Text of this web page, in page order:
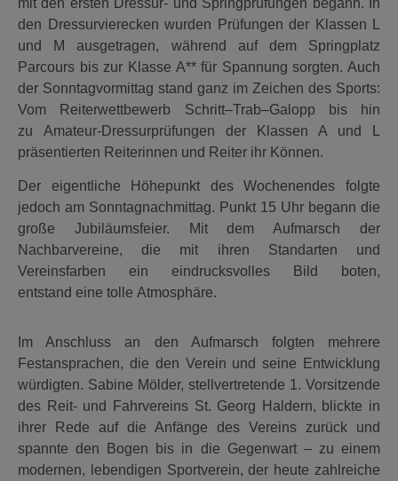
mit den ersten Dressur- und Springprüfungen begann. In
den Dressurvierecken wurden Prüfungen der Klassen L
und M ausgetragen, während auf dem Springplatz
Parcours bis zur Klasse A** für Spannung sorgten. Auch
der Sonntagvormittag stand ganz im Zeichen des Sports:
Vom Reiterwettbewerb Schritt–Trab–Galopp bis hin
zu Amateur‑Dressurprüfungen der Klassen A und L
präsentierten Reiterinnen und Reiter ihr Können.
Der eigentliche Höhepunkt des Wochenendes folgte
jedoch am Sonntagnachmittag. Punkt 15 Uhr begann die
große Jubiläumsfeier. Mit dem Aufmarsch der
Nachbarvereine, die mit ihren Standarten und
Vereinsfarben ein eindrucksvolles Bild boten,
entstand eine tolle Atmosphäre.
Im Anschluss an den Aufmarsch folgten mehrere
Festansprachen, die den Verein und seine Entwicklung
würdigten. Sabine Mölder, stellvertretende 1. Vorsitzende
des Reit- und Fahrvereins St. Georg Haldern, blickte in
ihrer Rede auf die Anfänge des Vereins zurück und
spannte den Bogen bis in die Gegenwart – zu einem
modernen, lebendigen Sportverein, der heute zahlreiche